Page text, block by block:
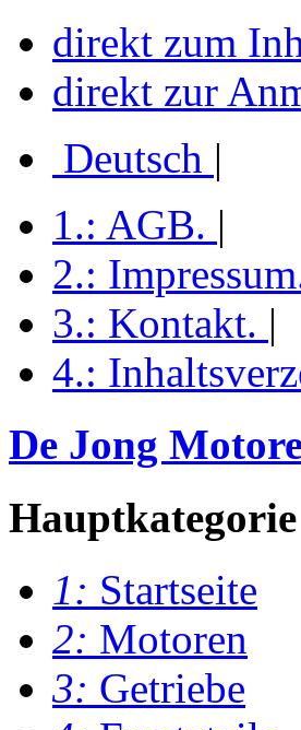
direkt zum
direkt zur
Deutsch |
1.: AGB. |
2.: Impressum
3.: Kontakt. |
4.:
De Jong
Hauptkategorie
1: Startseite
2: Motoren
3: Getriebe